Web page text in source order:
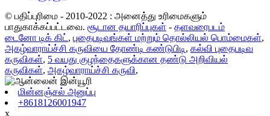
© பதிப்புரிமை - 2010-2022 : அனைத்து உரிமைகளும்
பாதுகாக்கப்பட்டவை. சூடான தயாரிப்புகள் - தளவரைபடம்
டைனோ டிக் கிட் , புதைபடிவங்கள் மற்றும் தொல்லியல் பொம்மைகள்,
அகழ்வாராய்ச்சி கருவியை தோண்டி கண்டுபிடி, கல்வி புதைபடிவ
கருவிகள், 5 வயது குழந்தைகளுக்கான தண்டு அறிவியல்
கருவிகள், அகழ்வாராய்ச்சி கருவி,
மின்னஞ்சல் அனுப்பு
+8618126001947
x